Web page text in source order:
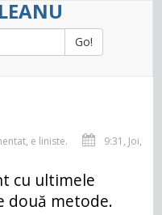
Go!
e liniste.
9:31, Joi,
cu ultimele
două metode.